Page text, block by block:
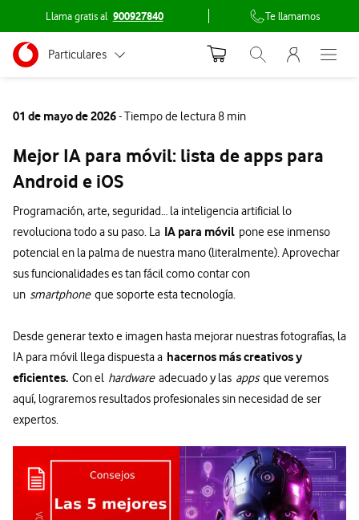
Llama gratis al 900927840 Te llamamos
Ir a la pagina principal de vodafone.es
Menu navegación Segmento
Particulares
Grandes empresas
y AA.PP.
Abrir buscador.
Menu
Abre
01 de mayo de 2026- Tiempo de lectura 8 min
Mejor IA para móvil: lista de apps para
Android e iOS
Programación, arte, seguridad… la inteligencia artificial lo
revoluciona todo a su paso. La IA para móvil pone ese inmenso
potencial en la palma de nuestra mano (literalmente). Aprovechar
sus funcionalidades es tan fácil como contar con
un smartphoneque soporte esta tecnología.
Desde generar texto e imagen hasta mejorar nuestras fotografías, la
IA para móvil llega dispuesta a hacernos más creativos y
eficientes. Con el hardwareadecuado y las appsque veremos
aquí, lograremos resultados profesionales sin necesidad de ser
expertos.